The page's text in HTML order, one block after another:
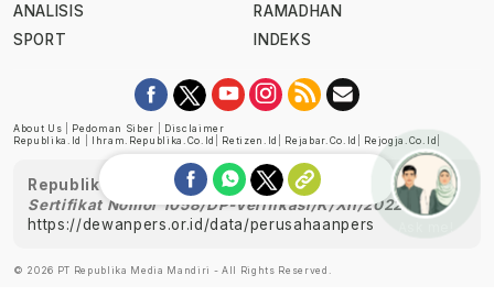
ANALISIS
SPORT
RAMADHAN
INDEKS
About Us Pedoman Siber
Disclaimer
Republika.id
Ihram.republika.co.id Retizen.id Rejabar.co.id Rejogja.co.id
Republika telah diverifikasi oleh Dewan Pers
Sertifikat Nomor 1058/DP-Verifikasi/K/XII/2022
https://dewanpers.or.id/data/perusahaanpers
© 2026 PT Republika Media Mandiri - All Rights Reserved.